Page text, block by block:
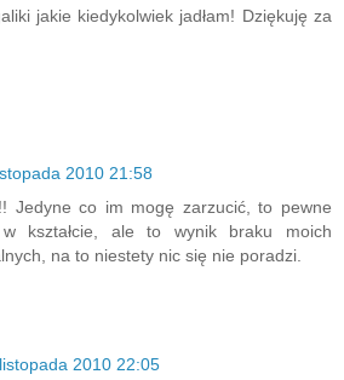
jakie kiedykolwiek jadłam! Dziękuję za
2010 21:58
Jedyne co im mogę zarzucić, to pewne
w kształcie, ale to wynik braku moich
na to niestety nic się nie poradzi.
2010 22:05